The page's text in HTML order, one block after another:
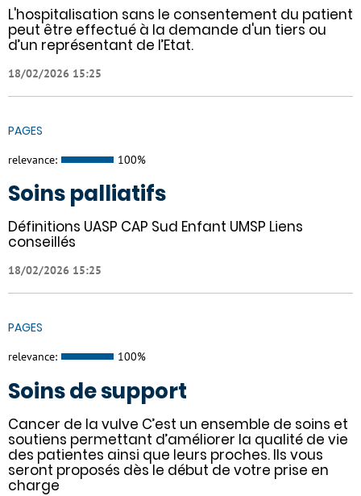
L'hospitalisation sans le consentement du patient
peut être effectué à la demande d'un tiers ou
d’un représentant de l’Etat.
18/02/2026 15:25
PAGES
relevance: 100%
Soins palliatifs
Définitions UASP CAP Sud Enfant UMSP Liens
conseillés
18/02/2026 15:25
PAGES
relevance: 100%
Soins de support
Cancer de la vulve C’est un ensemble de soins et
soutiens permettant d’améliorer la qualité de vie
des patientes ainsi que leurs proches. Ils vous
seront proposés dès le début de votre prise en
charge